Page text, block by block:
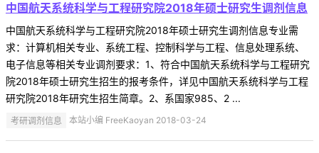
中国航天系统科学与工程研究院2018年硕士研究生调剂信息
中国航天系统科学与工程研究院2018年硕士研究生调剂信息专业需
求：计算机相关专业、系统工程、控制科学与工程、信息处理系统、
电子信息等相关专业调剂要求：1、符合中国航天系统科学与工程研究
院2018年硕士研究生招生的报考条件，详见中国航天系统科学与工程
研究院2018年研究生招生简章。2、系国家985、2 ...
考研调剂信息 本站小编 FreeKaoyan 2018-03-24